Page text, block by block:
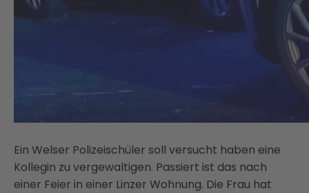
Ein Welser Polizeischüler soll versucht haben eine
Kollegin zu vergewaltigen. Passiert ist das nach
einer Feier in einer Linzer Wohnung. Die Frau hat